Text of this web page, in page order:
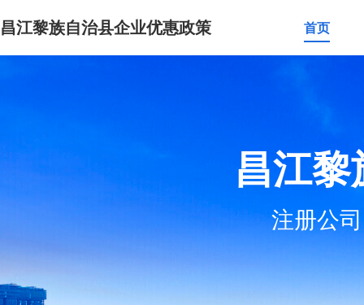
昌江黎族自治县企业优惠政策 首页
昌江
注册公